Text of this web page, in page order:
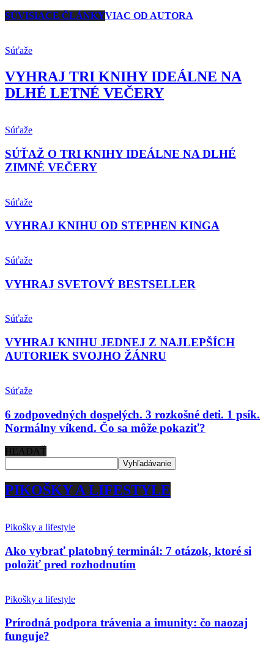
SÚVISIACE ČLÁNKYVIAC OD AUTORA
Súťaže
VYHRAJ TRI KNIHY IDEÁLNE NA
DLHÉ LETNÉ VEČERY
Súťaže
SÚŤAŽ O TRI KNIHY IDEÁLNE NA DLHÉ
ZIMNÉ VEČERY
Súťaže
VYHRAJ KNIHU OD STEPHEN KINGA
Súťaže
VYHRAJ SVETOVÝ BESTSELLER
Súťaže
VYHRAJ KNIHU JEDNEJ Z NAJLEPŠÍCH
AUTORIEK SVOJHO ŽÁNRU
Súťaže
6 zodpovedných dospelých. 3 rozkošné deti. 1 psík.
Normálny víkend. Čo sa môže pokaziť?
HĽADAŤ
PIKOŠKY A LIFESTYLE
Pikošky a lifestyle
Ako vybrať platobný terminál: 7 otázok, ktoré si
položiť pred rozhodnutím
Pikošky a lifestyle
Prírodná podpora trávenia a imunity: čo naozaj
funguje?